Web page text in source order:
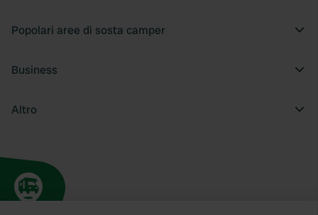
Popolari aree di sosta camper
Business
Altro